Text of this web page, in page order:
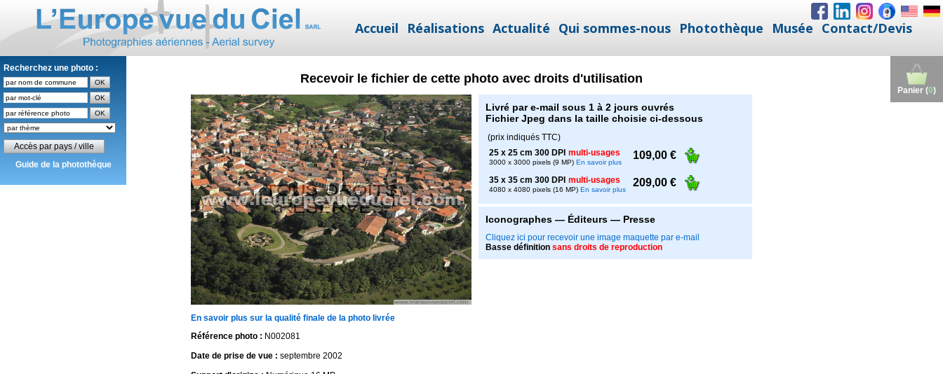
Accueil Réalisations Actualité Qui sommes-nous Photothèque Musée Contact/Devis